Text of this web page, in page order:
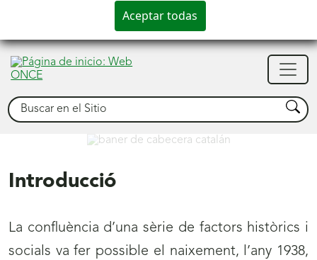
Buscar Buscar
Català
Introducció
La confluència d’una sèrie de factors històrics i
socials va fer possible el naixement, l’any 1938,